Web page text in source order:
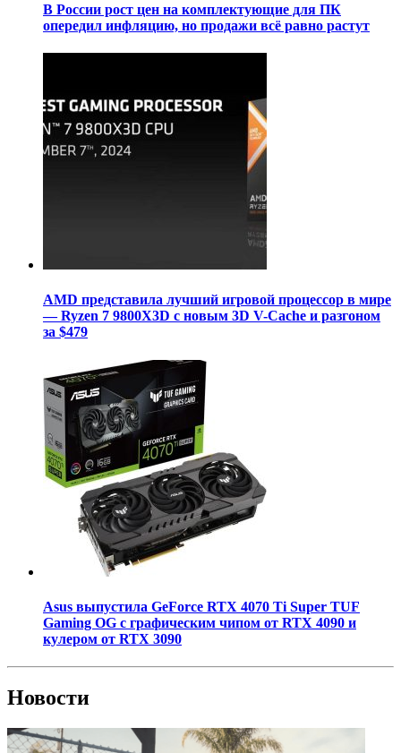
В России рост цен на комплектующие для ПК
опередил инфляцию, но продажи всё равно растут
AMD представила лучший игровой процессор в мире
— Ryzen 7 9800X3D с новым 3D V-Cache и разгоном
за $479
Asus выпустила GeForce RTX 4070 Ti Super TUF
Gaming OG с графическим чипом от RTX 4090 и
кулером от RTX 3090
Новости